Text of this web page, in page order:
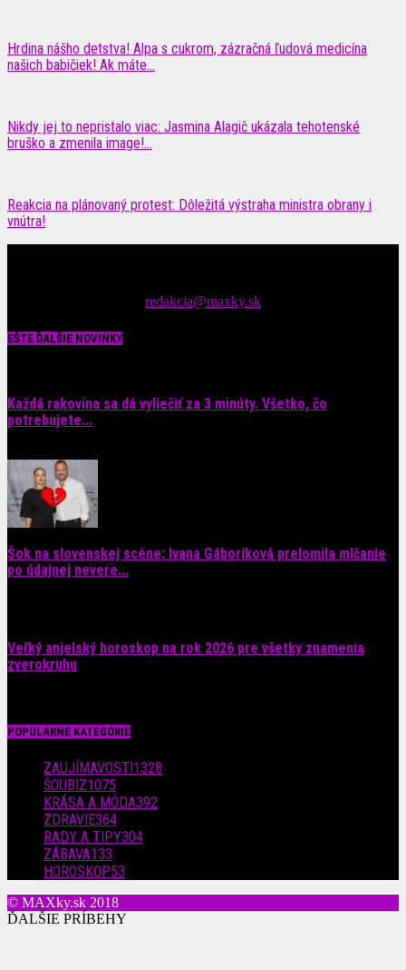
Hrdina nášho detstva! Alpa s cukrom, zázračná ľudová medicína
našich babičiek! Ak máte...
Nikdy jej to nepristalo viac: Jasmina Alagič ukázala tehotenské
bruško a zmenila image!...
Reakcia na plánovaný protest: Dôležitá výstraha ministra obrany i
vnútra!
redakcia@maxky.sk
EŠTE ĎALŠIE NOVINKY
Každá rakovina sa dá vyliečiť za 3 minúty. Všetko, čo
potrebujete...
Šok na slovenskej scéne: Ivana Gáboríková prelomila mlčanie
po údajnej nevere...
Veľký anjelský horoskop na rok 2026 pre všetky znamenia
zverokruhu
POPULÁRNE KATEGÓRIE
ZAUJÍMAVOSTI1328
ŠOUBIZ1075
KRÁSA A MÓDA392
ZDRAVIE364
RADY A TIPY304
ZÁBAVA133
HOROSKOP53
© MAXky.sk 2018
ĎALŠIE PRÍBEHY